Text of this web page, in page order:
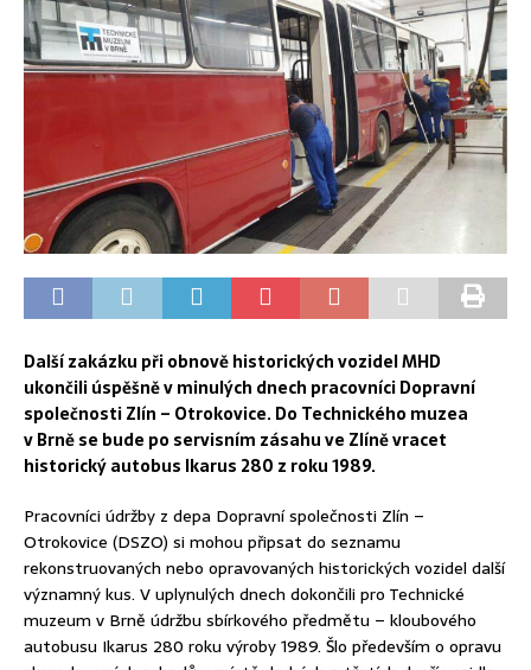
Další zakázku při obnově historických vozidel MHD
ukončili úspěšně v minulých dnech pracovníci Dopravní
společnosti Zlín – Otrokovice. Do Technického muzea
v Brně se bude po servisním zásahu ve Zlíně vracet
historický autobus Ikarus 280 z roku 1989.
Pracovníci údržby z depa Dopravní společnosti Zlín –
Otrokovice (DSZO) si mohou připsat do seznamu
rekonstruovaných nebo opravovaných historických vozidel další
významný kus. V uplynulých dnech dokončili pro Technické
muzeum v Brně údržbu sbírkového předmětu – kloubového
autobusu Ikarus 280 roku výroby 1989. Šlo především o opravu